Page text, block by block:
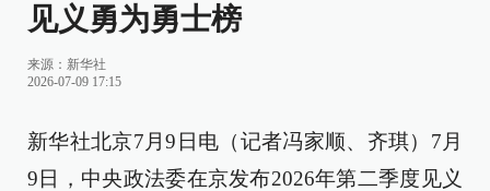
见义勇为勇士榜
来源： 新华社
2026-07-09 17:15
新华社北京7月9日电（记者冯家顺、齐琪）7月
9日，中央政法委在京发布2026年第二季度见义